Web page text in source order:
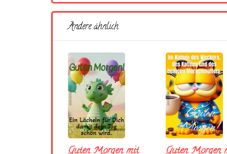
Andere ähnlich
Guten Morgen mit
Guten Morgen